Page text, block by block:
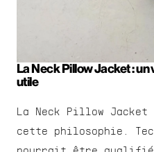
La Neck Pillow Jacket :
utile
La Neck Pillow
cette philosophie.